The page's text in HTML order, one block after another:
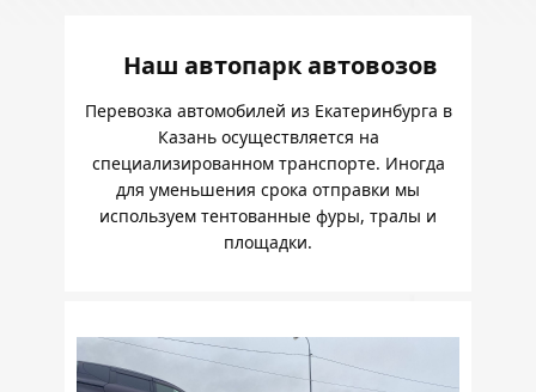
Наш автопарк автовозов
Перевозка автомобилей из Екатеринбурга в
Казань осуществляется на
специализированном транспорте. Иногда
для уменьшения срока отправки мы
используем тентованные фуры, тралы и
площадки.